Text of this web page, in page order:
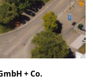
+ Co.